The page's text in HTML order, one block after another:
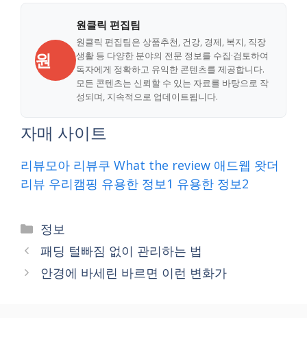
원
원클릭 편집팀
원클릭 편집팀은 상품추천, 건강, 경제, 복지, 직장
생활 등 다양한 분야의 전문 정보를 수집·검토하여
독자에게 정확하고 유익한 콘텐츠를 제공합니다.
모든 콘텐츠는 신뢰할 수 있는 자료를 바탕으로 작
성되며, 지속적으로 업데이트됩니다.
자매 사이트
리뷰모아 리뷰쿠 What the review 애드웹 왓더
리뷰 우리캠핑 유용한 정보1 유용한 정보2
Categories
정보
패딩 털빠짐 없이 관리하는 법
안경에 바세린 바르면 이런 변화가